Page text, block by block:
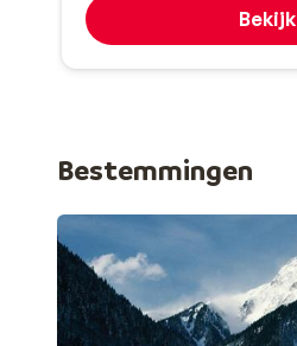
Bekijk
Bestemmingen